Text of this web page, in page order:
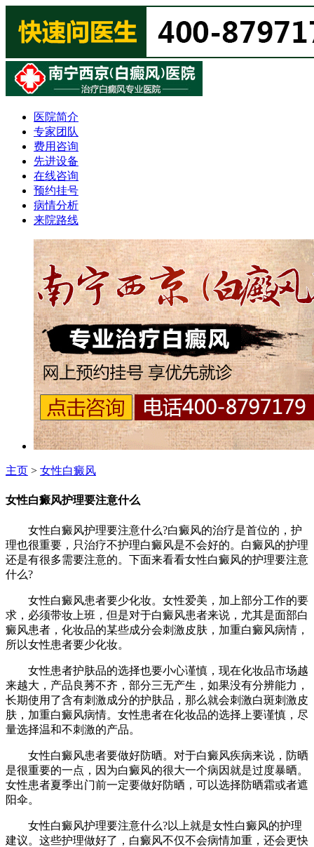
医院简介
专家团队
费用咨询
先进设备
在线咨询
预约挂号
病情分析
来院路线
主页 > 女性白癜风
女性白癜风护理要注意什么
女性白癜风护理要注意什么?白癜风的治疗是首位的，护
理也很重要，只治疗不护理白癜风是不会好的。白癜风的护理
还是有很多需要注意的。下面来看看女性白癜风的护理要注意
什么?
女性白癜风患者要少化妆。女性爱美，加上部分工作的要
求，必须带妆上班，但是对于白癜风患者来说，尤其是面部白
癜风患者，化妆品的某些成分会刺激皮肤，加重白癜风病情，
所以女性患者要少化妆。
女性患者护肤品的选择也要小心谨慎，现在化妆品市场越
来越大，产品良莠不齐，部分三无产生，如果没有分辨能力，
长期使用了含有刺激成分的护肤品，那么就会刺激白斑刺激皮
肤，加重白癜风病情。女性患者在化妆品的选择上要谨慎，尽
量选择温和不刺激的产品。
女性白癜风患者要做好防晒。对于白癜风疾病来说，防晒
是很重要的一点，因为白癜风的很大一个病因就是过度暴晒。
女性患者夏季出门前一定要做好防晒，可以选择防晒霜或者遮
阳伞。
女性白癜风护理要注意什么?以上就是女性白癜风的护理
建议。这些护理做好了，白癜风不仅不会病情加重，还会更快